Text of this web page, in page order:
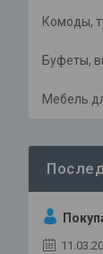
Комоды,
Буфеты,
Мебель